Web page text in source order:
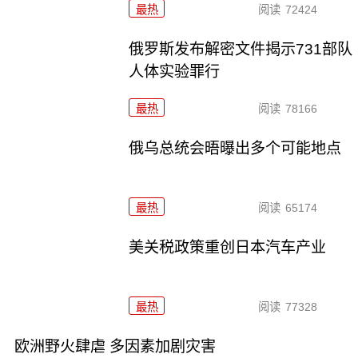
最热 阅读 72424
俄罗斯发布解密文件揭示731部队
人体实验罪行
最热 阅读 78166
俄乌总统会晤曝出多个可能地点
最热 阅读 65174
美关税政策重创日本汽车产业
最热 阅读 77328
欧洲野火肆虐 多因素加剧灾害